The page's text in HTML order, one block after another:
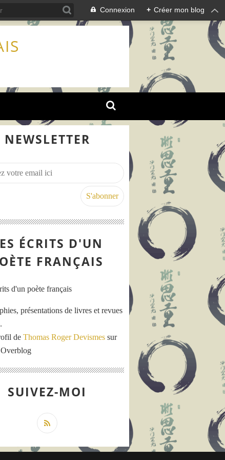
Connexion + Créer mon blog
NEWSLETTER
ÉCRITS D'UN
FRANÇAIS
présentations de livres et revues
de Thomas Roger Devismes sur
SUIVEZ-MOI